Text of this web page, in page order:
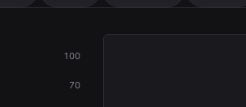
100
70
Resultater